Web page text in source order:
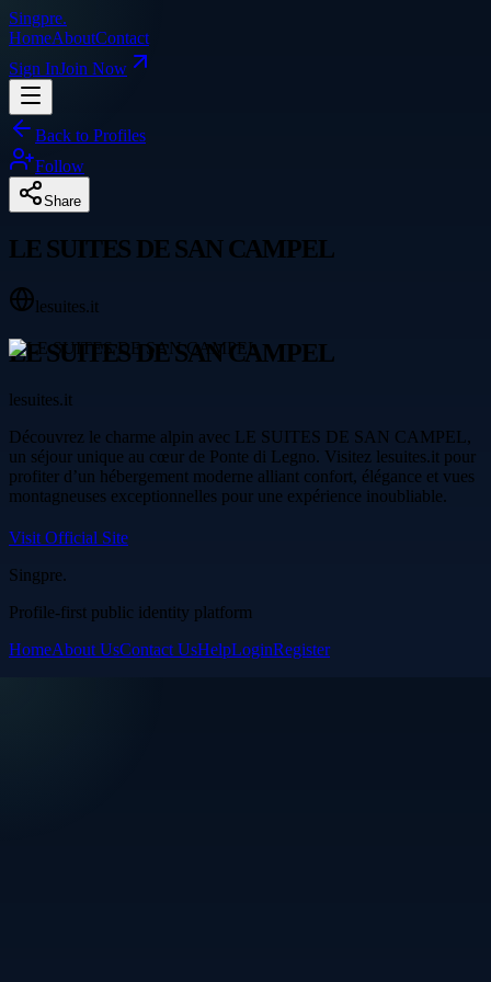
Singpre.
HomeAboutContact
Sign InJoin Now
Back to Profiles
Follow
Share
LE SUITES DE SAN CAMPEL
lesuites.it
LE SUITES DE SAN CAMPEL
lesuites.it
Découvrez le charme alpin avec LE SUITES DE SAN CAMPEL,
un séjour unique au cœur de Ponte di Legno. Visitez lesuites.it pour
profiter d’un hébergement moderne alliant confort, élégance et vues
montagneuses exceptionnelles pour une expérience inoubliable.
Visit Official Site
Singpre.
Profile-first public identity platform
HomeAbout UsContact UsHelpLoginRegister